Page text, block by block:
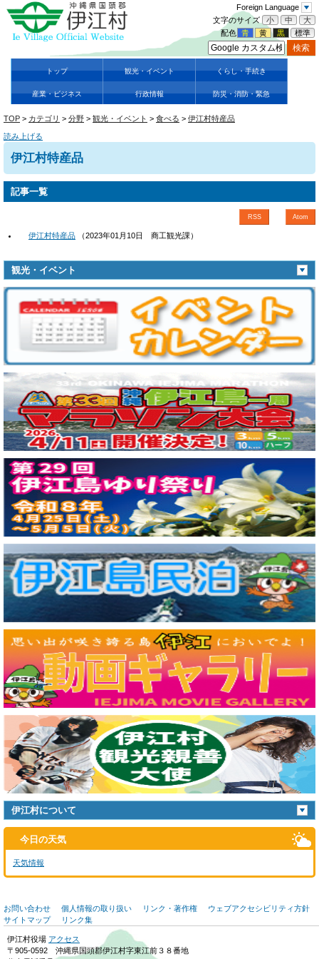
Foreign Language
文字のサイズ
小 中
大
配色 青 黄 黒 標準
トップ 観光・イベント くらし・手続き
産業・ビジネス 行政情報 防災・消防・緊急
TOP > カテゴリ > 分野 > 観光・イベント > 食べる > 伊江村特産品
読み上げる
伊江村特産品
記事一覧
RSS Atom
伊江村特産品 （2023年01月10日 商工観光課）
観光・イベント
伊江村について
今日の天気
天気情報
お問い合わせ 個人情報の取り扱い リンク・著作権
ウェブアクセシビリティ方針
サイトマップ
リンク集
伊江村役場 アクセス
〒905-0592 沖縄県国頭郡伊江村字東江前３８番地